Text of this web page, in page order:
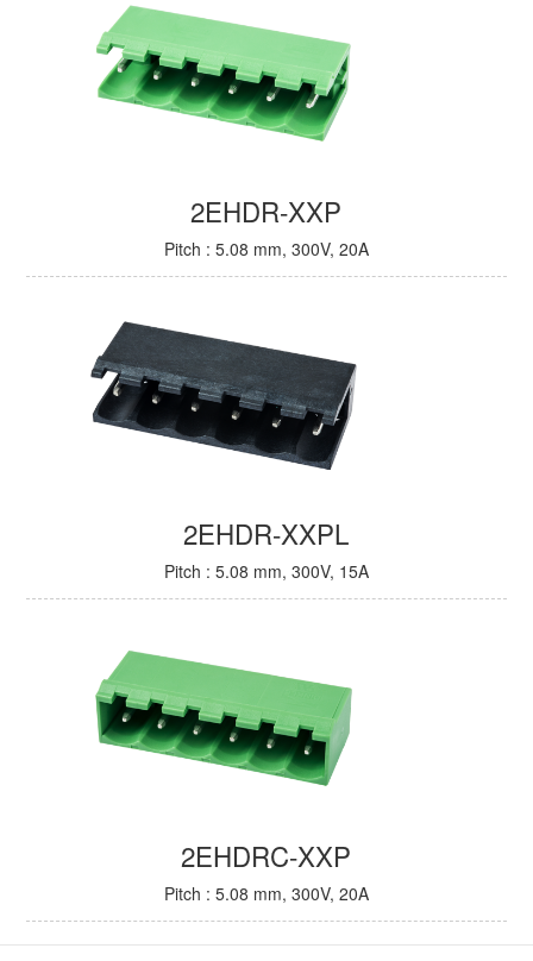
2EHDR-XXP
Pitch : 5.08 mm, 300V, 20A
2EHDR-XXPL
Pitch : 5.08 mm, 300V, 15A
2EHDRC-XXP
Pitch : 5.08 mm, 300V, 20A